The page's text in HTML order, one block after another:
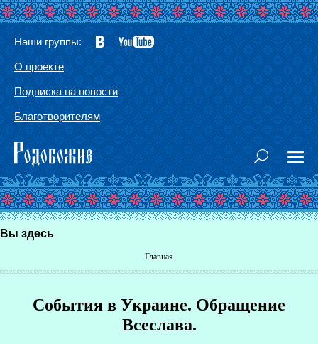
Наши группы:
О проекте
Подписка на новости
Благотворителям
Вы здесь
Главная
События в Украине. Обращение
Всеслава.